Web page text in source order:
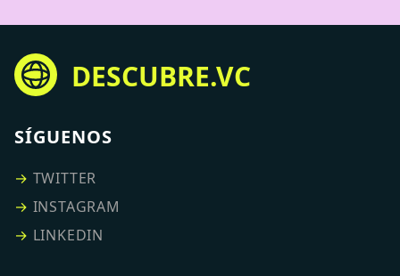
DESCUBRE.VC
SÍGUENOS
→ TWITTER
→ INSTAGRAM
→ LINKEDIN